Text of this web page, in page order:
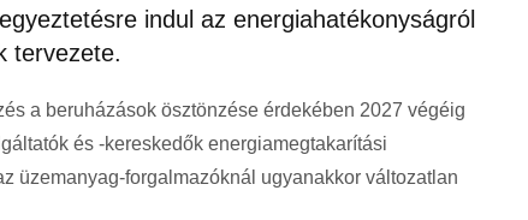
indul az energiahatékonyságról
tervezete.
a beruházások ösztönzése érdekében 2027 végéig
és -kereskedők energiamegtakarítási
üzemanyag-forgalmazóknál ugyanakkor változatlan